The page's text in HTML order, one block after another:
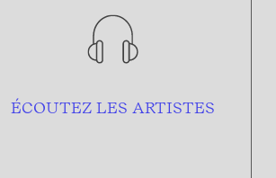
ÉCOUTEZ LES ARTISTES